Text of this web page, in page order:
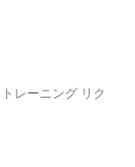
レーニング リク